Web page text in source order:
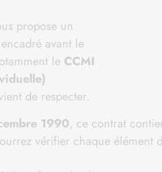
propose un
avant le
le CCMI
de respecter.
1990, ce contrat
vérifier chaque élément